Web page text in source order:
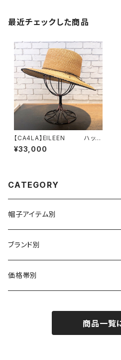
最近チェックした商品
【CA4LA】EILEEN ハッ
ト SHK00980
¥33,000
CATEGORY
帽子アイテム別
ハット
布帛（布・ニット・レザー等）
キャスケット
ブランド別
CA4LA / カシラ
La Maison de Lyllis / ラメゾンド
価格帯別
5,501〜11,000円
商品一覧